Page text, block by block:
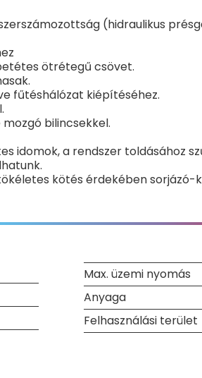
(hidraulikus
ötrétegű csövet.
fűtéshálózat kiépítéséhez.
bilincsekkel.
idomok, a rendszer toldásához
kötés érdekében sorjázó-
Max. üzemi nyomás
Anyaga
Felhasználási terület